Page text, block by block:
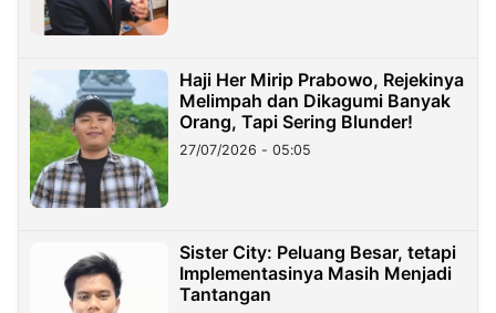
Haji Her Mirip Prabowo, Rejekinya
Melimpah dan Dikagumi Banyak
Orang, Tapi Sering Blunder!
27/07/2026 - 05:05
Sister City: Peluang Besar, tetapi
Implementasinya Masih Menjadi
Tantangan